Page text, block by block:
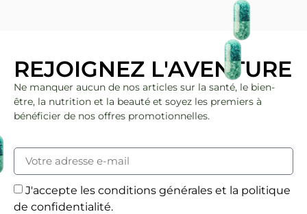
REJOIGNEZ L'AVENTURE
Ne manquer aucun de nos articles sur la santé, le bien-
être, la nutrition et la beauté et soyez les premiers à
bénéficier de nos offres promotionnelles.
J'accepte les conditions générales et la politique
de confidentialité.